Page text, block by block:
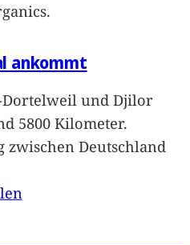
ankommt
Dortelweil und Djilor
5800 Kilometer.
Deutschland